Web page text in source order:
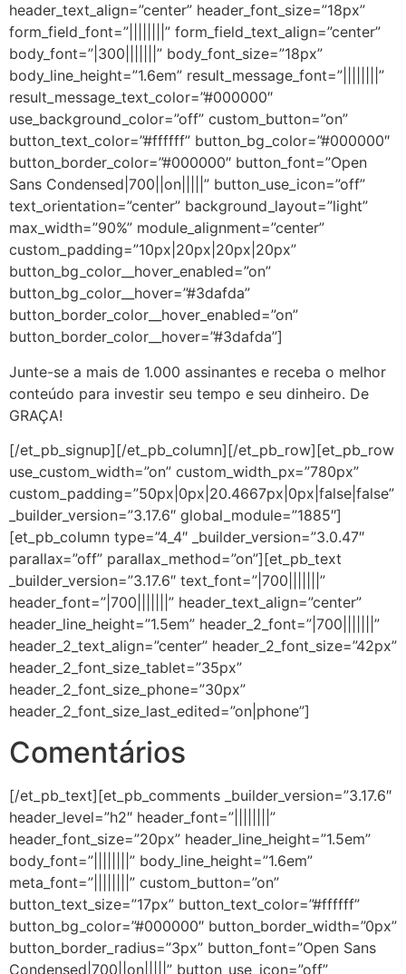
header_text_align=”center” header_font_size=”18px”
form_field_font=”||||||||” form_field_text_align=”center”
body_font=”|300|||||||” body_font_size=”18px”
body_line_height=”1.6em” result_message_font=”||||||||”
result_message_text_color=”#000000″
use_background_color=”off” custom_button=”on”
button_text_color=”#ffffff” button_bg_color=”#000000″
button_border_color=”#000000″ button_font=”Open
Sans Condensed|700||on|||||” button_use_icon=”off”
text_orientation=”center” background_layout=”light”
max_width=”90%” module_alignment=”center”
custom_padding=”10px|20px|20px|20px”
button_bg_color__hover_enabled=”on”
button_bg_color__hover=”#3dafda”
button_border_color__hover_enabled=”on”
button_border_color__hover=”#3dafda”]
Junte-se a mais de 1.000 assinantes e receba o melhor
conteúdo para investir seu tempo e seu dinheiro. De
GRAÇA!
[/et_pb_signup][/et_pb_column][/et_pb_row][et_pb_row
use_custom_width=”on” custom_width_px=”780px”
custom_padding=”50px|0px|20.4667px|0px|false|false”
_builder_version=”3.17.6″ global_module=”1885″]
[et_pb_column type=”4_4″ _builder_version=”3.0.47″
parallax=”off” parallax_method=”on”][et_pb_text
_builder_version=”3.17.6″ text_font=”|700|||||||”
header_font=”|700|||||||” header_text_align=”center”
header_line_height=”1.5em” header_2_font=”|700|||||||”
header_2_text_align=”center” header_2_font_size=”42px”
header_2_font_size_tablet=”35px”
header_2_font_size_phone=”30px”
header_2_font_size_last_edited=”on|phone”]
Comentários
[/et_pb_text][et_pb_comments _builder_version=”3.17.6″
header_level=”h2″ header_font=”||||||||”
header_font_size=”20px” header_line_height=”1.5em”
body_font=”||||||||” body_line_height=”1.6em”
meta_font=”||||||||” custom_button=”on”
button_text_size=”17px” button_text_color=”#ffffff”
button_bg_color=”#000000″ button_border_width=”0px”
button_border_radius=”3px” button_font=”Open Sans
Condensed|700||on|||||” button_use_icon=”off”